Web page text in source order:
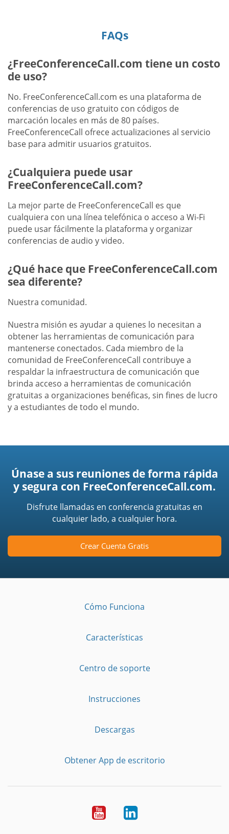
FAQs
¿FreeConferenceCall.com tiene un costo
de uso?
No. FreeConferenceCall.com es una plataforma de
conferencias de uso gratuito con códigos de
marcación locales en más de 80 países.
FreeConferenceCall ofrece actualizaciones al servicio
base para admitir usuarios gratuitos.
¿Cualquiera puede usar
FreeConferenceCall.com?
La mejor parte de FreeConferenceCall es que
cualquiera con una línea telefónica o acceso a Wi-Fi
puede usar fácilmente la plataforma y organizar
conferencias de audio y video.
¿Qué hace que FreeConferenceCall.com
sea diferente?
Nuestra comunidad.
Nuestra misión es ayudar a quienes lo necesitan a
obtener las herramientas de comunicación para
mantenerse conectados. Cada miembro de la
comunidad de FreeConferenceCall contribuye a
respaldar la infraestructura de comunicación que
brinda acceso a herramientas de comunicación
gratuitas a organizaciones benéficas, sin fines de lucro
y a estudiantes de todo el mundo.
Únase a sus reuniones de forma rápida
y segura con FreeConferenceCall.com.
Disfrute llamadas en conferencia gratuitas en
cualquier lado, a cualquier hora.
Crear Cuenta Gratis
Cómo Funciona
Características
Centro de soporte
Instrucciones
Descargas
Obtener App de escritorio
YouTubeLinkedIn